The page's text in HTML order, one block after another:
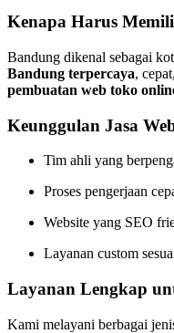
Kenapa Harus
Bandung dikenal sebagai
Bandung terpercaya,
pembuatan web toko
Keunggulan Jasa
Tim ahli yang
Proses pengerjaan
Website yang SEO
Layanan custom
Layanan Lengkap
Kami melayani berbagai